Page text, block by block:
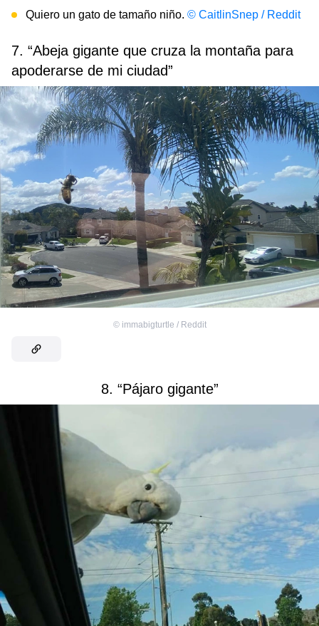
Quiero un gato de tamaño niño. © CaitlinSnep / Reddit
7. “Abeja gigante que cruza la montaña para
apoderarse de mi ciudad”
© immabigturtle / Reddit
8. “Pájaro gigante”